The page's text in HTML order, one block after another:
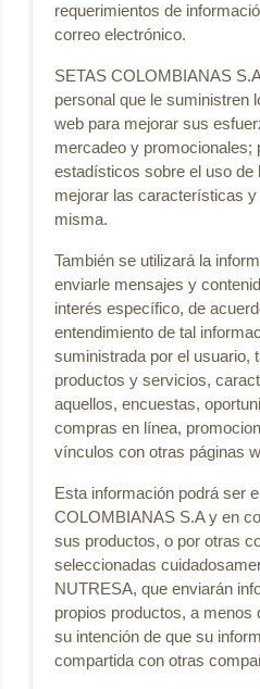
requerimientos de
correo electrónico.
SETAS COLOMBIANAS
personal que le suministren
web para mejorar sus
mercadeo y promocionales;
estadísticos sobre el uso de
mejorar las características
misma.
También se utilizará la
enviarle mensajes y
interés específico, de
entendimiento de tal
suministrada por el usuario,
productos y servicios,
aquellos, encuestas,
compras en línea,
vínculos con otras páginas
Esta información podrá ser
COLOMBIANAS S.A y en
sus productos, o por otras
seleccionadas
NUTRESA, que enviarán
propios productos, a menos
su intención de que su
compartida con otras